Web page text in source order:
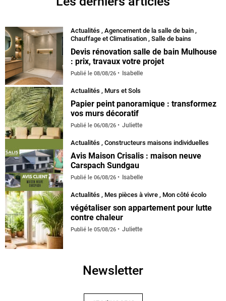
Actualités , Agencement de la salle de bain ,
Chauffage et Climatisation , Salle de bains
Devis rénovation salle de bain Mulhouse
: prix, travaux votre projet
Publié le 08/08/26 Isabelle
Actualités , Murs et Sols
Papier peint panoramique : transformez
vos murs décoratif
Publié le 06/08/26 Juliette
Actualités , Constructeurs maisons individuelles
Avis Maison Crisalis : maison neuve
Carspach Sundgau
Publié le 06/08/26 Isabelle
Actualités , Mes pièces à vivre , Mon côté écolo
végétaliser son appartement pour lutte
contre chaleur
Publié le 05/08/26 Juliette
Newsletter